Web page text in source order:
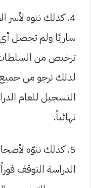
4. كذلك ننوه لأسر
ساريًا ولم تحصل
ترخيص من السلطات
لذلك نرجو من جميع
التسجيل للعام
نهائياً.
5. كذلك ننوّه
الدراسة التوقف